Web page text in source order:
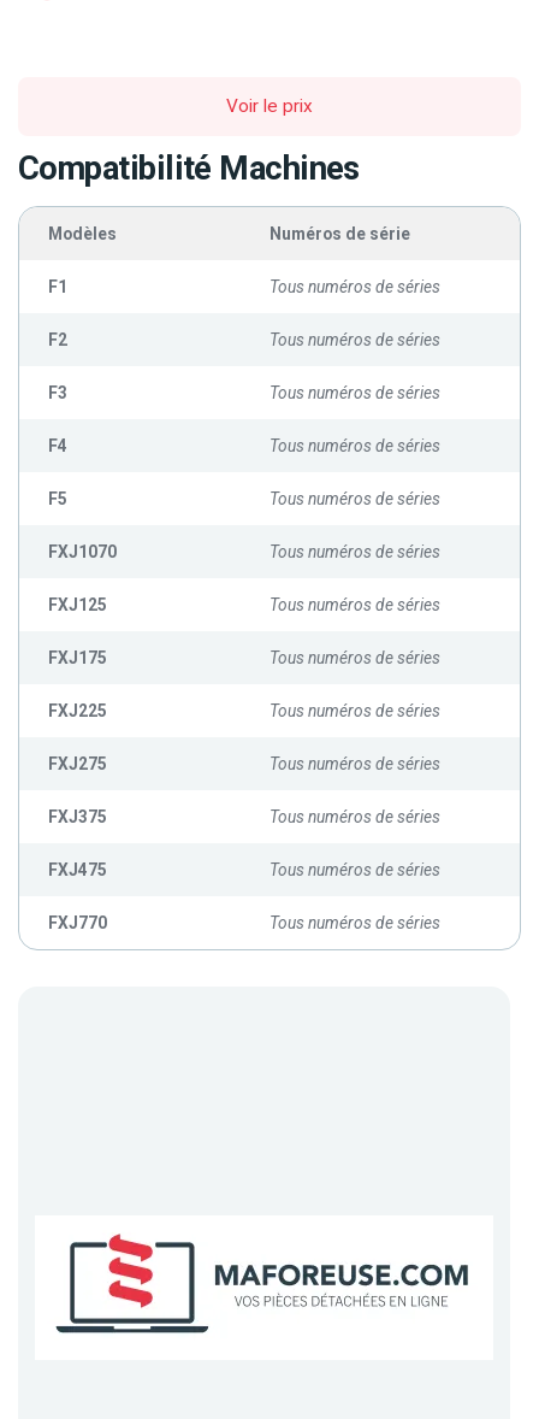
Voir le prix
Compatibilité Machines
Modèles Numéros de série
F1 Tous numéros de séries
F2 Tous numéros de séries
F3 Tous numéros de séries
F4 Tous numéros de séries
F5 Tous numéros de séries
FXJ1070 Tous numéros de séries
FXJ125 Tous numéros de séries
FXJ175 Tous numéros de séries
FXJ225 Tous numéros de séries
FXJ275 Tous numéros de séries
FXJ375 Tous numéros de séries
FXJ475 Tous numéros de séries
FXJ770 Tous numéros de séries